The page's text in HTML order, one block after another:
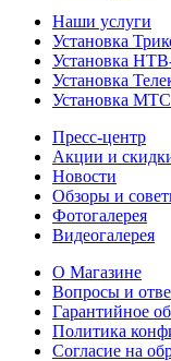
Наши услуги
Установка
Установка
Установка
Установка
Пресс-центр
Акции и
Новости
Обзоры и
Фотогалерея
Видеогалерея
О Магазине
Вопросы и
Гарантийное
Политика
Согласие на